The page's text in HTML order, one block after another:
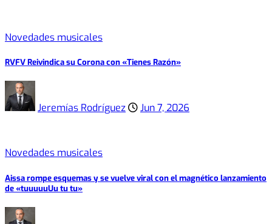
Novedades musicales
RVFV Reivindica su Corona con «Tienes Razón»
Jeremías Rodríguez Jun 7, 2026
Novedades musicales
Aissa rompe esquemas y se vuelve viral con el magnético lanzamiento
de «tuuuuuUu tu tu»